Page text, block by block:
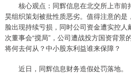
核心观点：同辉信息在北交所上市前
昊组织策划被批性质恶劣。值得注意的
脸出现持续亏损，同时公司资金遭实控
次董事会“搅局”，公司遭战投方国资背景
将何去何从？中小股东利益谁来保障？
近日，同辉信息财务造假处罚落地。